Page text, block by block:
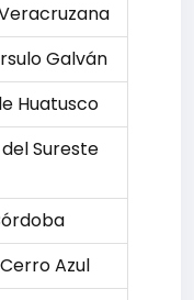
Galván
Huatusco
Sureste
Azul